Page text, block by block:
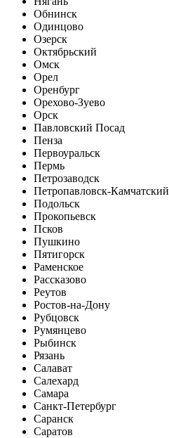
Обнинск
Одинцово
Озерск
Октябрьский
Омск
Орел
Оренбург
Орехово-Зуево
Орск
Павловский Посад
Пенза
Первоуральск
Пермь
Петрозаводск
Петропавловск-Камчатский
Подольск
Прокопьевск
Псков
Пушкино
Пятигорск
Раменское
Рассказово
Реутов
Ростов-на-Дону
Рубцовск
Румянцево
Рыбинск
Рязань
Салават
Салехард
Самара
Санкт-Петербург
Саранск
Саратов